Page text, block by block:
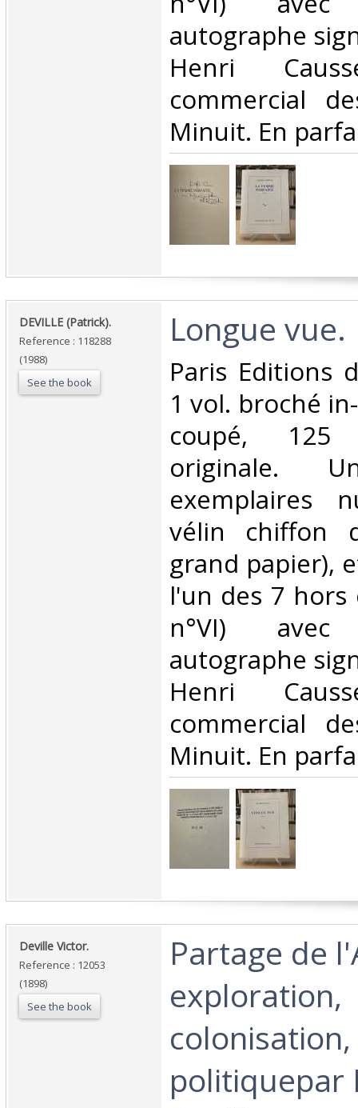
autographe
Henri
commercial
Minuit. En
‎DEVILLE (Patrick).‎
Reference : 118288
(1988)
See the book
‎Longue vue.‎
‎Paris Editions
1 vol. broché
coupé,
originale.
exemplaires
vélin chiffon
grand papier),
l'un des 7 hors
n°VI)
autographe
Henri
commercial
Minuit. En
‎Deville Victor.‎
Reference : 12053
(1898)
See the book
‎Partage de
exploration,
politiquepar